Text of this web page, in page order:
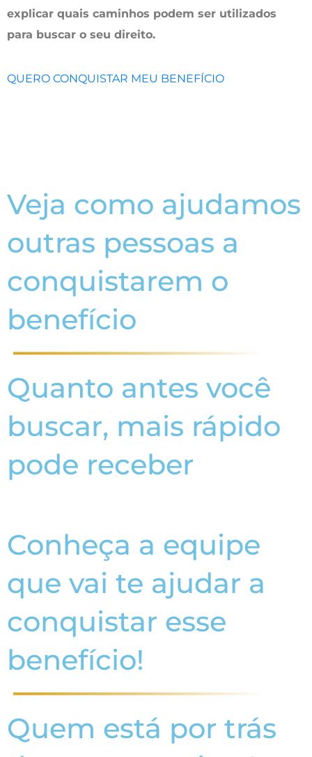
explicar quais caminhos podem ser utilizados
para buscar o seu direito.
QUERO CONQUISTAR MEU BENEFÍCIO
Veja como ajudamos
outras pessoas a
conquistarem o
benefício
Quanto antes você
buscar, mais rápido
pode receber
Conheça a equipe
que vai te ajudar a
conquistar esse
benefício!
Quem está por trás